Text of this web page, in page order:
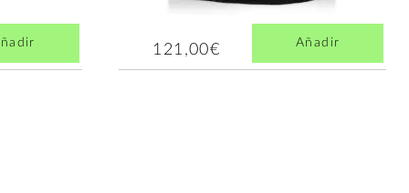
121,00€ Añadir